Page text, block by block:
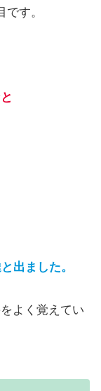
す。
出ました。
よく覚えてい